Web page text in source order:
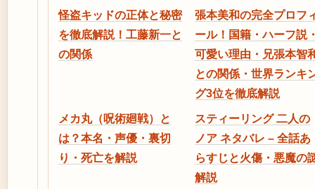
怪盗キッドの正体と秘密
を徹底解説！工藤新一と
の関係
張本美和の完全プロフ
ール！国籍・ハーフ説
可愛い理由・兄張本智
との関係・世界ランキ
グ3位を徹底解説
メカ丸（呪術廻戦）と
は？本名・声優・裏切
り・死亡を解説
スティーリング 二人の
ノア ネタバレ – 全話あ
らすじと火傷・悪魔の
解説